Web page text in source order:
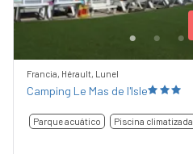
Francia, Hérault, Lunel
Camping Le Mas de l'Isle
Parque acuático Piscina climatizada